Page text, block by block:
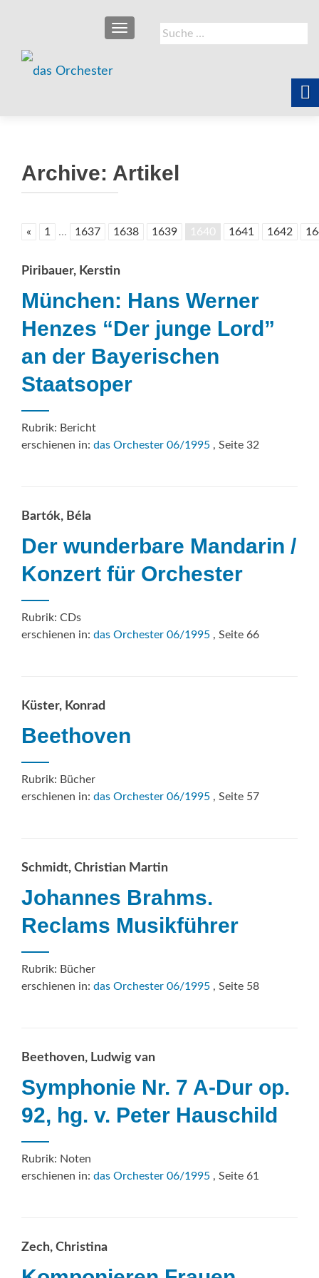
Suche
nach:
SCHALTE NAVIGATION
Archive: Artikel
« 1 ... 1637 1638 1639 1640 1641 1642
Piribauer, Kerstin
München: Hans Werner
Henzes “Der junge Lord”
an der Bayerischen
Staatsoper
Rubrik: Bericht
erschienen in: das Orchester 06/1995 , Seite 32
Bartók, Béla
Der wunderbare Mandarin /
Konzert für Orchester
Rubrik: CDs
erschienen in: das Orchester 06/1995 , Seite 66
Küster, Konrad
Beethoven
Rubrik: Bücher
erschienen in: das Orchester 06/1995 , Seite 57
Schmidt, Christian Martin
Johannes Brahms.
Reclams Musikführer
Rubrik: Bücher
erschienen in: das Orchester 06/1995 , Seite 58
Beethoven, Ludwig van
Symphonie Nr. 7 A-Dur op.
92, hg. v. Peter Hauschild
Rubrik: Noten
erschienen in: das Orchester 06/1995 , Seite 61
Zech, Christina